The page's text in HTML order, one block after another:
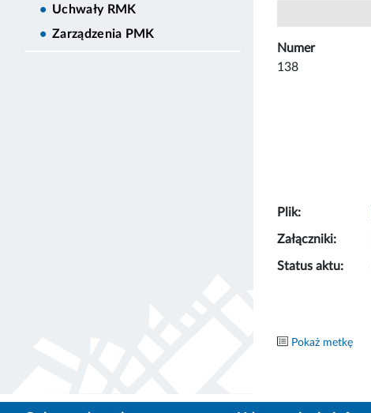
Uchwały RMK
Zarządzenia PMK
Numer
138
Plik:
Załączniki:
Status aktu:
Pokaż metkę